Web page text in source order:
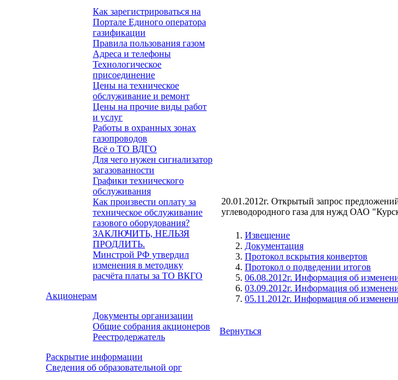
Как зарегистрироваться на
Портале Единого оператора
газификации
Правила пользования газом
Адреса и телефоны
Технологическое
присоединение
Цены на техническое
обслуживание и ремонт
Цены на прочие виды работ
и услуг
Работы в охранных зонах
газопроводов
Всё о ТО ВДГО
Для чего нужен сигнализатор
загазованности
Графики технического
обслуживания
Как произвести оплату за
техническое обслуживание
газового оборудования?
ЗАКЛЮЧИТЬ, НЕЛЬЗЯ
ПРОДЛИТЬ.
Минстрой РФ утвердил
изменения в методику
расчёта платы за ТО ВКГО
Акционерам
Документы организации
Общие собрания акционеров
Реестродержатель
Раскрытие информации
Сведения об образовательной орг
20.01.2012г. Открытый запрос
углеводородного газа для нужд ОАО
Извещение
Документация
Протокол вскрытия конвертов
Протокол о подведении итогов
06.08.2012г. Информация об
03.09.2012г. Информация об
05.11.2012г. Информация об
Вернуться